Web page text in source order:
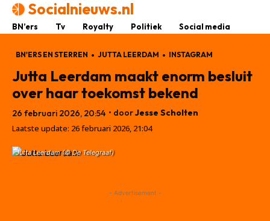
Socialnieuws.nl
BN’ers Tv Royalty Politiek Social media
BN'ERS EN STERREN JUTTA LEERDAM INSTAGRAM
Jutta Leerdam maakt enorm besluit
over haar toekomst bekend
26 februari 2026, 20:54 • doorJesse Scholten
Laatste update: 26 februari 2026, 21:04
Jutta Leerdam (© De Telegraaf)
- Advertisement -